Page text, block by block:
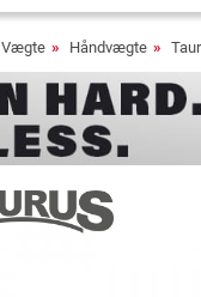
Vægte Håndvægte